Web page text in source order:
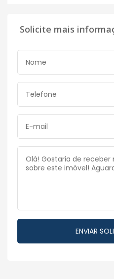
Solicite mais